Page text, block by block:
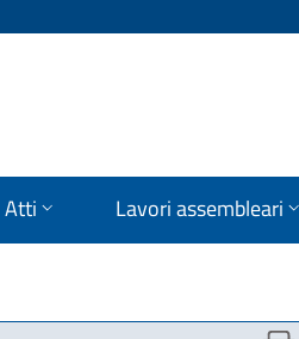
Lavori assembleari